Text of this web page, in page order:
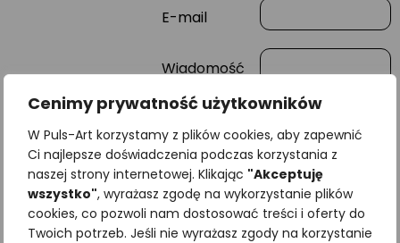
Cenimy prywatność użytkowników
W Puls-Art korzystamy z plików cookies, aby zapewnić
Ci najlepsze doświadczenia podczas korzystania z
naszej strony internetowej. Klikając "Akceptuję
wszystko", wyrażasz zgodę na wykorzystanie plików
cookies, co pozwoli nam dostosować treści i oferty do
Twoich potrzeb. Jeśli nie wyrażasz zgody na korzystanie
E-mail
Wiadomość